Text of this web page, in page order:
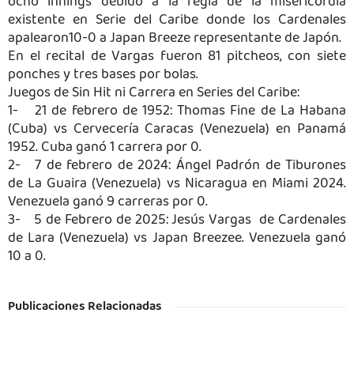
existente en Serie del Caribe donde los Cardenales
apalearon10-0 a Japan Breeze representante de Japón.
En el recital de Vargas fueron 81 pitcheos, con siete
ponches y tres bases por bolas.
Juegos de Sin Hit ni Carrera en Series del Caribe:
1- 21 de febrero de 1952: Thomas Fine de La Habana
(Cuba) vs Cervecería Caracas (Venezuela) en Panamá
1952. Cuba ganó 1 carrera por 0.
2- 7 de febrero de 2024: Ángel Padrón de Tiburones
de La Guaira (Venezuela) vs Nicaragua en Miami 2024.
Venezuela ganó 9 carreras por 0.
3- 5 de Febrero de 2025: Jesús Vargas de Cardenales
de Lara (Venezuela) vs Japan Breezee. Venezuela ganó
10 a 0.
Publicaciones Relacionadas